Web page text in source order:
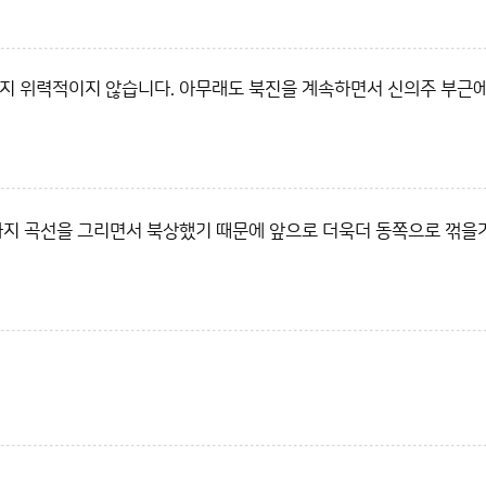
위력적이지 않습니다. 아무래도 북진을 계속하면서 신의주 부근
곡선을 그리면서 북상했기 때문에 앞으로 더욱더 동쪽으로 꺾을